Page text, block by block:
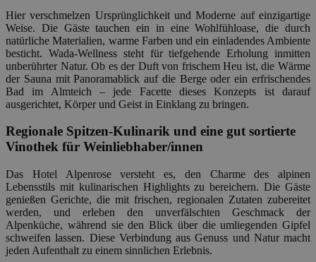
Hier verschmelzen Ursprünglichkeit und Moderne auf einzigartige
Weise. Die Gäste tauchen ein in eine Wohlfühloase, die durch
natürliche Materialien, warme Farben und ein einladendes Ambiente
besticht. Wada-Wellness steht für tiefgehende Erholung inmitten
unberührter Natur. Ob es der Duft von frischem Heu ist, die Wärme
der Sauna mit Panoramablick auf die Berge oder ein erfrischendes
Bad im Almteich – jede Facette dieses Konzepts ist darauf
ausgerichtet, Körper und Geist in Einklang zu bringen.
Regionale Spitzen-Kulinarik und eine gut sortierte
Vinothek für Weinliebhaber/innen
Das Hotel Alpenrose versteht es, den Charme des alpinen
Lebensstils mit kulinarischen Highlights zu bereichern. Die Gäste
genießen Gerichte, die mit frischen, regionalen Zutaten zubereitet
werden, und erleben den unverfälschten Geschmack der
Alpenküche, während sie den Blick über die umliegenden Gipfel
schweifen lassen. Diese Verbindung aus Genuss und Natur macht
jeden Aufenthalt zu einem sinnlichen Erlebnis.